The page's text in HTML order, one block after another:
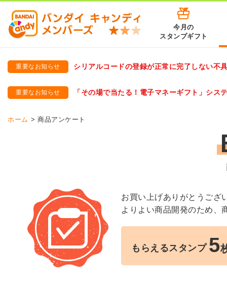
今月の
スタンプギフト
重要なお知らせ
シリアルコードの登録が正常に完了しない不
重要なお知らせ
「その場で当たる！電子マネーギフト」シス
ホーム 商品アンケート
お買い上げありがとうござ
よりよい商品開発のため、
もらえるスタンプ 5